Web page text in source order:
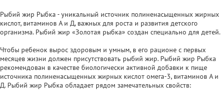
Рыбий жир Рыбка - уникальный источник полиненасыщенных жирных
кислот, витаминов А и Д, важных для роста и развития детского
организма. Рыбий жир «Золотая рыбка» создан специально для детей.
Чтобы ребенок вырос здоровым и умным, в его рационе с первых
месяцев жизни должен присутствовать рыбий жир. Рыбий жир Рыбка
рекомендован в качестве биологически активной добавки к пище
источника полиненасыщенных жирных кислот омега-3, витаминов А и
Д. Рыбий жир Рыбка обладает рядом замечательных свойств: